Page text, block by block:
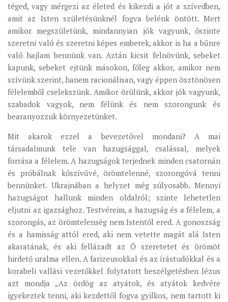
ZSINATI IRODA
KOORDINÁLÓ BIZOTTSÁG
ZSINATI TAGOK
MUNKADOKUMENTUMOK
ZSINATI HÍREK-ÚJSÁG
PASZTORÁLSZOCIOLÓGIAI FELMÉRÉS
KISKORÚAK VÉDELME
MEGKÖZELÍTÉSBEN
téged, vagy mérgezi az életed és kikezdi a jót a szívedben,
amit az Isten születésünknél fogva belénk öntött. Mert
amikor megszületünk, mindannyian jók vagyunk, őszinte
szeretni való és szeretni képes emberek, akkor is ha a bűnre
való hajlam bennünk van. Aztán kicsit felnövünk, sebeket
kapunk, sebeket ejtünk másokon, főleg akkor, amikor nem
szívünk szerint, hanem racionálisan, vagy éppen ösztönösen
félelemből cselekszünk. Amikor örülünk, akkor jók vagyunk,
szabadok vagyok, nem félünk és nem szorongunk és
bearanyozzuk környezetünket.
Mit akarok ezzel a bevezetővel mondani? A mai
társadalmunk tele van hazugsággal, csalással, melyek
forrása a félelem. A hazugságok terjednek minden csatornán
és próbálnak kőszívűvé, örömtelenné, szorongóvá tenni
bennünket. Ukrajnában a helyzet még súlyosabb. Mennyi
hazugságot hallunk minden oldalról; szinte lehetetlen
eljutni az igazsághoz. Testvéreim, a hazugság és a félelem, a
szorongás, az örömtelenség nem Istentől ered. A gonoszság
és a hamisság attól ered, aki nem vetette magát alá Isten
akaratának, és aki fellázadt az Ő szeretetet és örömöt
hirdető uralma ellen. A farizeusokkal és az írástudókkal és a
korabeli vallási vezetőkkel folytatott beszélgetésben Jézus
azt mondja „Az ördög az atyátok, és atyátok kedvére
igyekeztek tenni, aki kezdettől fogva gyilkos, nem tartott ki